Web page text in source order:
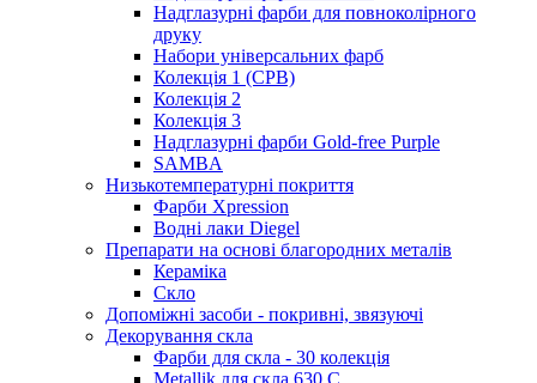
Надглазурні фарби для повноколірного
друку
Набори універсальних фарб
Колекція 1 (CPB)
Колекція 2
Колекція 3
Надглазурні фарби Gold-free Purple
SAMBA
Низькотемпературні покриття
Фарби Xpression
Водні лаки Diegel
Препарати на основі благородних металів
Кераміка
Скло
Допоміжні засоби - покривні, звязуючі
Декорування скла
Фарби для скла - 30 колекція
Metallik для скла 630 С